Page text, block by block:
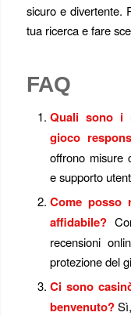
sicuro e divertente.
tua ricerca e fare
FAQ
Quali sono i
gioco
offrono misure
e supporto
Come posso
affidabile?
recensioni
protezione del
Ci sono
benvenuto?Sì,